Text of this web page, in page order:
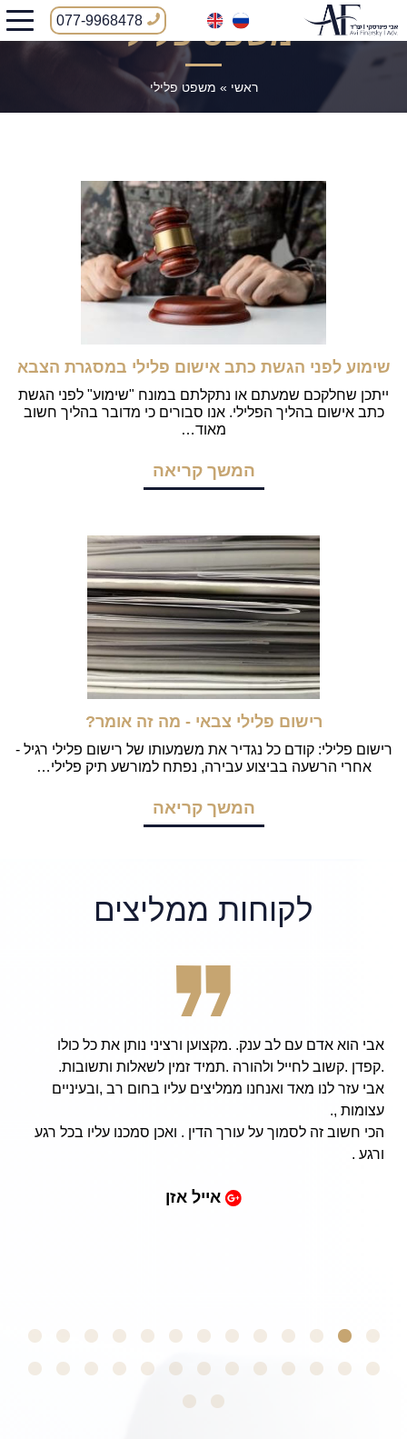
077-9968478משפט פלילי
ראשי » משפט פלילי
שימוע לפני הגשת כתב אישום פלילי במסגרת הצבא
ייתכן שחלקכם שמעתם או נתקלתם במונח "שימוע" לפני הגשת
כתב אישום בהליך הפלילי. אנו סבורים כי מדובר בהליך חשוב
מאוד…
המשך קריאה
רישום פלילי צבאי - מה זה אומר?
רישום פלילי: קודם כל נגדיר את משמעותו של רישום פלילי רגיל -
אחרי הרשעה בביצוע עבירה, נפתח למורשע תיק פלילי…
המשך קריאה
לקוחות ממליצים
אבי הוא אדם עם לב ענק. .מקצוען ורציני נותן את כל כולו
.קפדן .קשוב לחייל ולהורה .תמיד זמין לשאלות ותשובות.
אבי עזר לנו מאד ואנחנו ממליצים עליו בחום רב ,ובעיניים
עצומות ,.
הכי חשוב זה לסמוך על עורך הדין . ואכן סמכנו עליו בכל רגע
ורגע .
אייל אזן